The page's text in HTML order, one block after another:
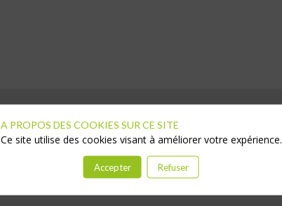
A PROPOS DES COOKIES SUR CE SITE
Ce site utilise des cookies visant à améliorer votre expérience.
Accepter Refuser